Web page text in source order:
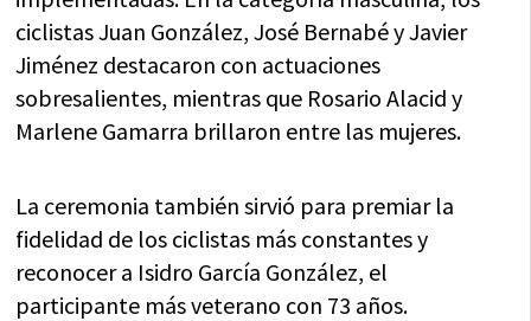
ciclistas Juan González, José Bernabé y Javier
Jiménez destacaron con actuaciones
sobresalientes, mientras que Rosario Alacid y
Marlene Gamarra brillaron entre las mujeres.
La ceremonia también sirvió para premiar la
fidelidad de los ciclistas más constantes y
reconocer a Isidro García González, el
participante más veterano con 73 años.